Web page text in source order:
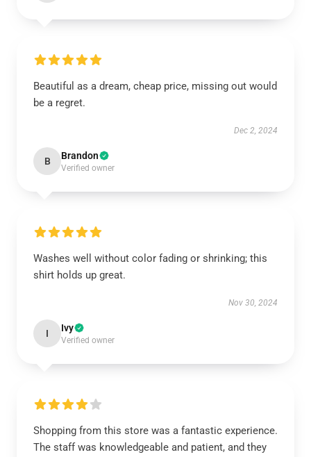
Beautiful as a dream, cheap price, missing out would
be a regret.
Dec 2, 2024
B Brandon
Verified owner
Washes well without color fading or shrinking; this
shirt holds up great.
Nov 30, 2024
I Ivy
Verified owner
Shopping from this store was a fantastic experience.
The staff was knowledgeable and patient, and they